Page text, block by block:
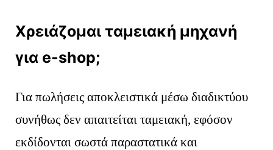
Χρειάζομαι ταμειακή μηχανή
για e-shop;
Για πωλήσεις αποκλειστικά μέσω διαδικτύου
συνήθως δεν απαιτείται ταμειακή, εφόσον
εκδίδονται σωστά παραστατικά και